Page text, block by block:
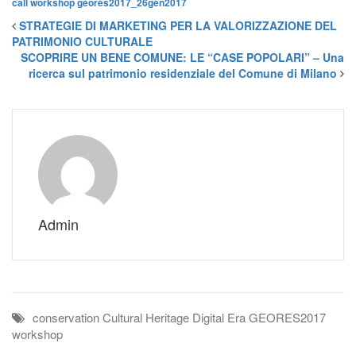
STRATEGIE DI MARKETING PER LA VALORIZZAZIONE DEL
PATRIMONIO CULTURALE
SCOPRIRE UN BENE COMUNE: LE “CASE POPOLARI” – Una
ricerca sul patrimonio residenziale del Comune di Milano
Admin
conservationCultural Heritage Digital EraGEORES2017
workshop